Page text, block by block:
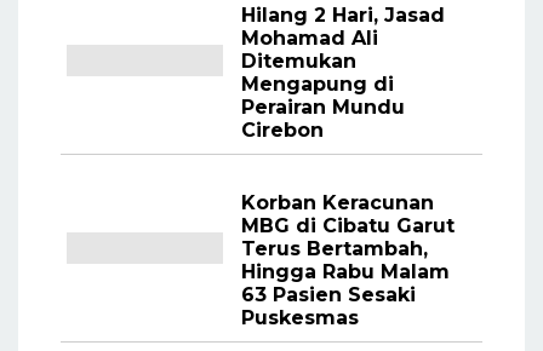
Hilang 2 Hari, Jasad
Mohamad Ali
Ditemukan
Mengapung di
Perairan Mundu
Cirebon
Korban Keracunan
MBG di Cibatu Garut
Terus Bertambah,
Hingga Rabu Malam
63 Pasien Sesaki
Puskesmas